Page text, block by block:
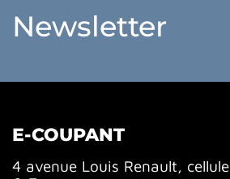
Newsletter
E-COUPANT
4 avenue Louis Renault, cellule